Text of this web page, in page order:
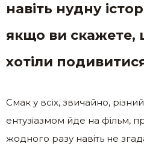
навіть нудну
якщо ви скажете,
хотіли
Смак у всіх, звичайно,
ентузіазмом йде на фільм,
жодного разу навіть не